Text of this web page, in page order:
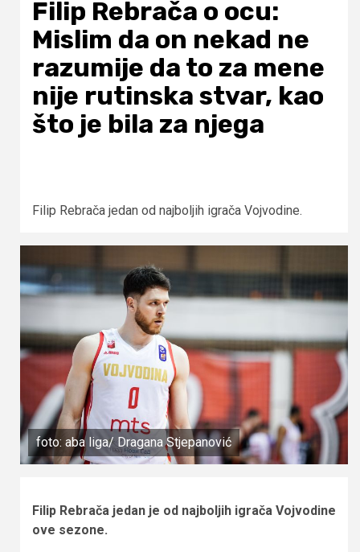
Filip Rebrača o ocu:
Mislim da on nekad ne
razumije da to za mene
nije rutinska stvar, kao
što je bila za njega
Filip Rebrača jedan od najboljih igrača Vojvodine.
foto: aba liga/ Dragana Stjepanović
Filip Rebrača jedan je od najboljih igrača Vojvodine
ove sezone.